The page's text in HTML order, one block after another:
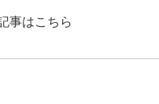
事はこちら